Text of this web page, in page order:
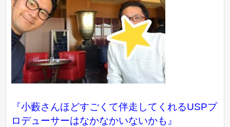
『小藪さんほどすごくて伴走してくれるUSPプ
ロデューサーはなかなかいないかも』